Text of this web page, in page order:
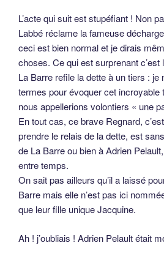
L’acte qui suit est stupéfiant ! Non
Labbé réclame la fameuse
ceci est bien normal et je dirais
choses. Ce qui est surprenant
La Barre refile la dette à un tiers : je
termes pour évoquer cet incroyable
nous appellerions volontiers « une
En tout cas, ce brave Regnard,
prendre le relais de la dette, est
de La Barre ou bien à Adrien
entre temps.
On sait pas ailleurs qu’il a laissé
Barre mais elle n’est pas ici
que leur fille unique Jacquine.
Ah ! j’oubliais ! Adrien Pelault était